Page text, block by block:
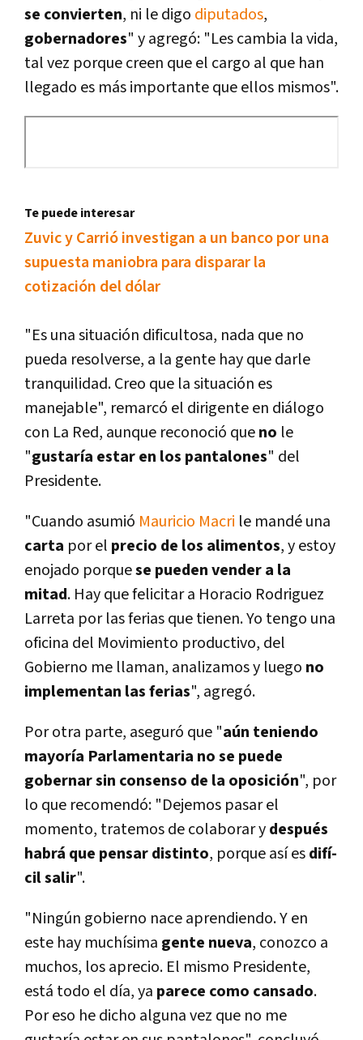
se convierten, ni le digo diputados,
gobernadores" y agregó: "Les cambia la vida,
tal vez porque creen que el cargo al que han
llegado es más importante que ellos mismos".
Te puede interesar
Zuvic y Carrió investigan a un banco por una
supuesta maniobra para disparar la
cotización del dólar
"Es una situación dificultosa, nada que no
pueda resolverse, a la gente hay que darle
tranquilidad. Creo que la situación es
manejable", remarcó el dirigente en diálogo
con La Red, aunque reconoció queno le
"gustarí­a estar en los pantalones" del
Presidente.
"Cuando asumió Mauricio Macri le mandé una
carta por el precio de los alimentos, y estoy
enojado porquese pueden vender a la
mitad. Hay que felicitar a Horacio Rodriguez
Larreta por las ferias que tienen. Yo tengo una
oficina del Movimiento productivo, del
Gobierno me llaman, analizamos y luego no
implementan las ferias", agregó.
Por otra parte, aseguró que "aún teniendo
mayorí­a Parlamentaria no se puede
gobernar sin consenso de la oposición", por
lo que recomendó: "Dejemos pasar el
momento, tratemos de colaborar ydespués
habrá que pensar distinto, porque así­ esdifí­
cil salir".
"Ningún gobierno nace aprendiendo. Y en
este hay muchí­sima gente nueva, conozco a
muchos, los aprecio. El mismo Presidente,
está todo el dí­a, ya parece como cansado.
Por eso he dicho alguna vez que no me